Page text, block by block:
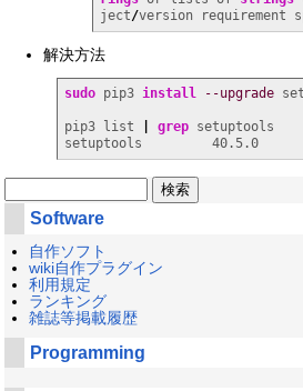
ject/version requirement
解決方法
sudo pip3 install --upgrade
pip3 list grep setuptools
setuptools         40.5.0
Software
自作ソフト
wiki自作プラグイン
利用規定
ランキング
雑誌等掲載履歴
Programming